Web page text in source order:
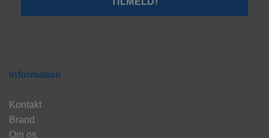
Information
Kontakt
Brand
Om os